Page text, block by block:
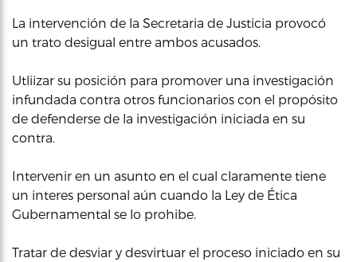
La intervención de la Secretaria de Justicia provocó
un trato desigual entre ambos acusados.
Utliizar su posición para promover una investigación
infundada contra otros funcionarios con el propósito
de defenderse de la investigación iniciada en su
contra.
Intervenir en un asunto en el cual claramente tiene
un interes personal aún cuando la Ley de Ética
Gubernamental se lo prohibe.
Tratar de desviar y desvirtuar el proceso iniciado en su